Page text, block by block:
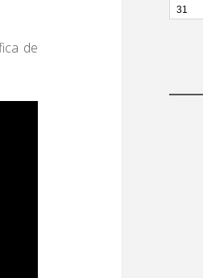
de
31